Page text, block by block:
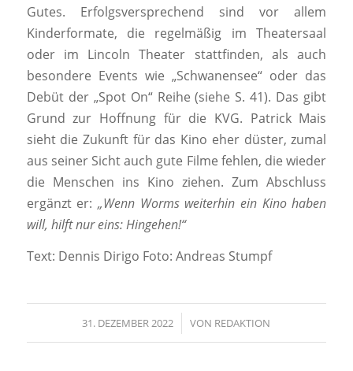
Gutes. Erfolgsversprechend sind vor allem
Kinderformate, die regelmäßig im Theatersaal
oder im Lincoln Theater stattfinden, als auch
besondere Events wie „Schwanensee“ oder das
Debüt der „Spot On“ Reihe (siehe S. 41). Das gibt
Grund zur Hoffnung für die KVG. Patrick Mais
sieht die Zukunft für das Kino eher düster, zumal
aus seiner Sicht auch gute Filme fehlen, die wieder
die Menschen ins Kino ziehen. Zum Abschluss
ergänzt er: „Wenn Worms weiterhin ein Kino haben
will, hilft nur eins: Hingehen!“
Text: Dennis Dirigo Foto: Andreas Stumpf
31. DEZEMBER 2022
/ VON REDAKTION